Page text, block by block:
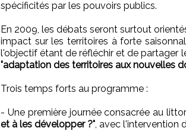
spécificités par les pouvoirs publics.
En 2009, les débats seront surtout
impact sur les territoires à forte
l'objectif étant de réfléchir et de partager
"adaptation des territoires aux nouvelles
Trois temps forts au programme :
- Une première journée consacrée au
et à les développer ?", avec l'intervention